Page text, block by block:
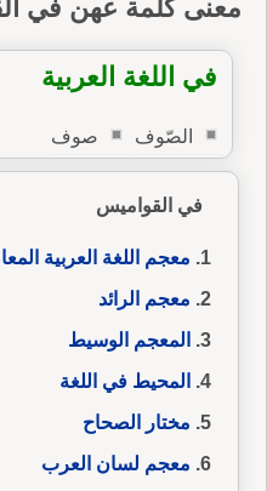
معنى كلمة عهن في
في اللغة العربية
الصّوف صوف
في القواميس
معجم اللغة العربية
معجم الرائد
المعجم الوسيط
المحيط في اللغة
مختار الصحاح
معجم لسان العرب